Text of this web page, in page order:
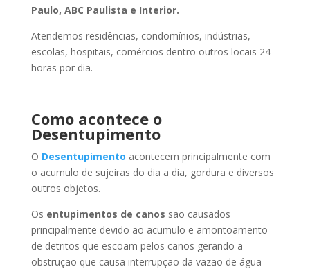
Paulo, ABC Paulista e Interior.
Atendemos residências, condomínios, indústrias,
escolas, hospitais, comércios dentro outros locais 24
horas por dia.
Como acontece o
Desentupimento
O Desentupimento acontecem principalmente com
o acumulo de sujeiras do dia a dia, gordura e diversos
outros objetos.
Os entupimentos de canos são causados
principalmente devido ao acumulo e amontoamento
de detritos que escoam pelos canos gerando a
obstrução que causa interrupção da vazão de água